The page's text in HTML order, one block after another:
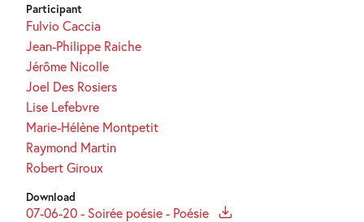
Participant
Fulvio Caccia
Jean-Philippe Raiche
Jérôme Nicolle
Joel Des Rosiers
Lise Lefebvre
Marie-Hélène Montpetit
Raymond Martin
Robert Giroux
Download
07-06-20 - Soirée poésie - Poésie